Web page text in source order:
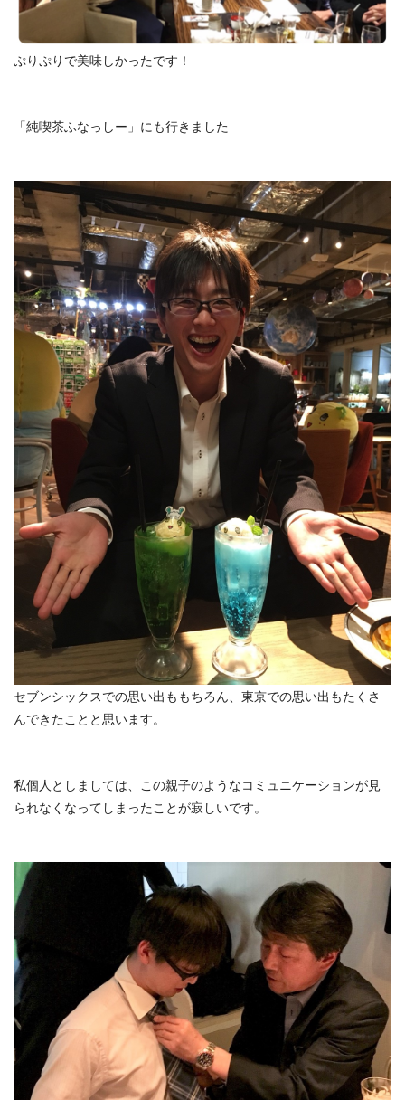
ぷりぷりで美味しかったです！
「純喫茶ふなっしー」にも行きました
セブンシックスでの思い出ももちろん、東京での思い出もたくさ
んできたことと思います。
私個人としましては、この親子のようなコミュニケーションが見
られなくなってしまったことが寂しいです。